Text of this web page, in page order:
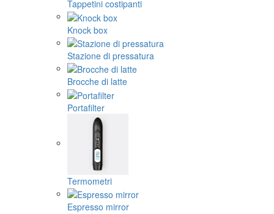
Tappetini costipanti
Knock box
Stazione di pressatura
Brocche di latte
Portafilter
Termometri
Espresso mirror